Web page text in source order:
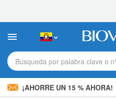
sitio
incluye
sistema
de Búsqueda por palabra clave o
¡AHORRE UN 15 % AHORA!